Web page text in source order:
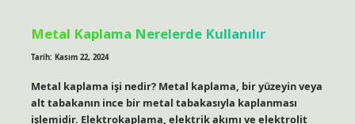
Metal Kaplama Nerelerde Kullanılır
Tarih: Kasım 22, 2024
Metal kaplama işi nedir? Metal kaplama, bir yüzeyin veya
alt tabakanın ince bir metal tabakasıyla kaplanması
işlemidir. Elektrokaplama, elektrik akımı ve elektrolit